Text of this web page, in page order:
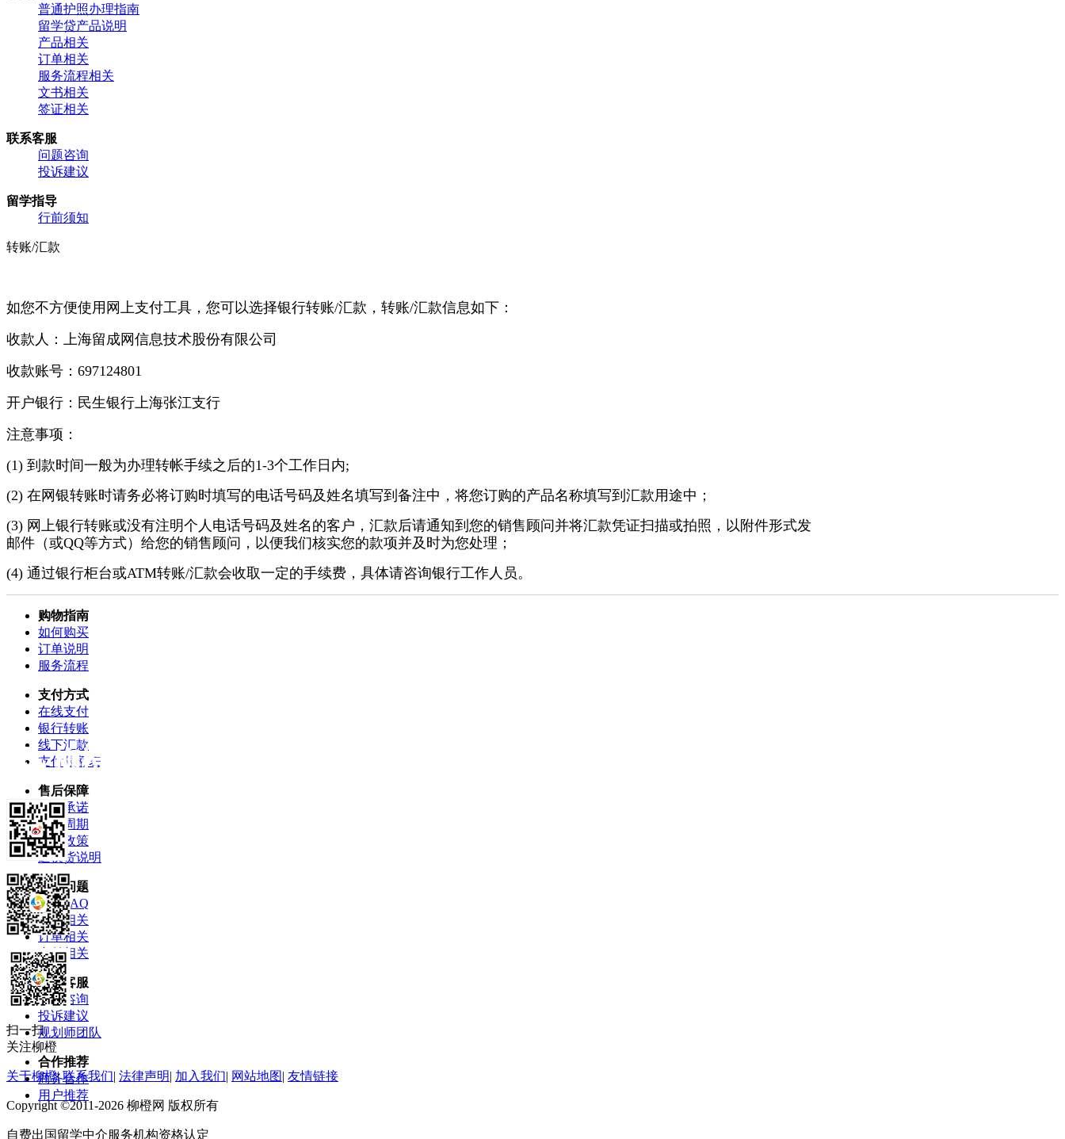
普通护照办理指南
留学贷产品说明
产品相关
订单相关
服务流程相关
文书相关
签证相关
联系客服
问题咨询
投诉建议
留学指导
行前须知
转账/汇款
如您不方便使用网上支付工具，您可以选择银行转账/汇款， 转账/汇款信息如下 ：
收款人：上海留成网信息技术股份有限公司
收款账号： 697124801
开户银行： 民生银行上海张江支行
注意事项：
(1) 到款时间一般为办理转帐手续之后的1-3个工作日内;
(2) 在网银转账时请务必将订购时填写的电话号码及姓名填写到备注中，将您订购的产品名称填写到汇款用途中；
(3) 网上银行转账或没有注明个人电话号码及姓名的客户，汇款后请通知到您的销售顾问并将汇款凭证扫描或拍照，以附件形式发
邮件（或QQ等方式）给您的销售顾问 ，以便我们核实您的款项并及时为您处理；
(4) 通过银行柜台或ATM转账/汇款会收取一定的手续费，具体请咨询银行工作人员。
购物指南
如何购买
订单说明
服务流程
支付方式
在线支付
银行转账
线下汇款
支付限额表
售后保障
服务承诺
服务周期
售后政策
退换货说明
常见问题
柳橙FAQ
产品相关
订单相关
支付相关
联系客服
问题咨询
投诉建议
规划师团队
合作推荐
商务合作
用户推荐
扫一扫
关注柳橙
关于柳橙|联系我们| 法律声明| 加入我们| 网站地图| 友情链接
Copyright ©2011-2026 柳橙网 版权所有
自费出国留学中介服务机构资格认定